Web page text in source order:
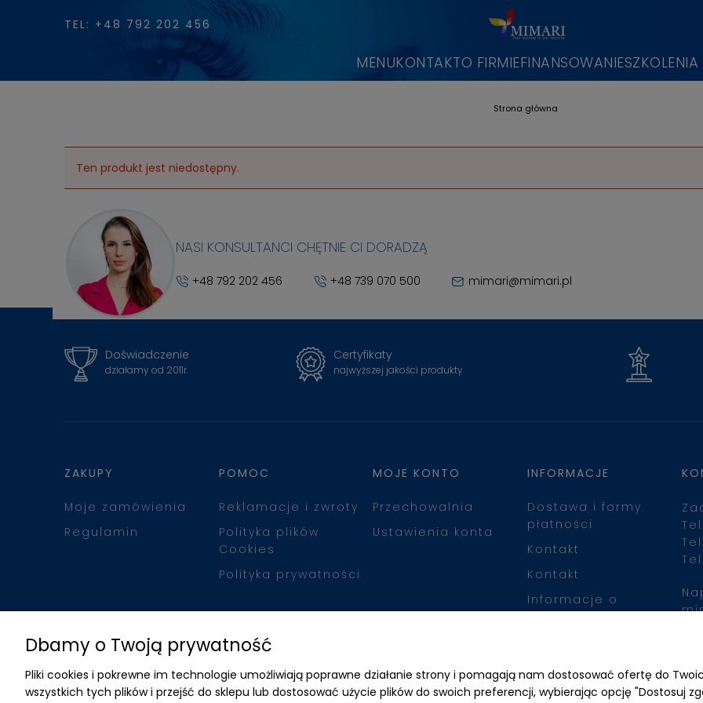
TEL: +48 792 202 456
MENUKONTAKTO FIRMIEFINANSOWANIESZKOLENIA
Strona główna
Ten produkt jest niedostępny.
NASI KONSULTANCI CHĘTNIE CI DORADZĄ
+48 792 202 456 +48 739 070 500 mimari@mimari.pl
Doświadczenie
działamy od 2011r.
Certyfikaty
najwyższej jakości produkty
ZAKUPY
Moje zamówienia
Regulamin
POMOC
Reklamacje i zwroty
Polityka plików
Cookies
Polityka prywatności
MOJE KONTO
Przechowalnia
Ustawienia konta
INFORMACJE
Dostawa i formy
płatności
Kontakt
Kontakt
Informacje o
Dbamy o Twoją prywatność
Pliki cookies i pokrewne im technologie umożliwiają poprawne działanie strony i pomagają nam dostosować ofertę do
wszystkich tych plików i przejść do sklepu lub dostosować użycie plików do swoich preferencji, wybierając opcję "Dostosuj